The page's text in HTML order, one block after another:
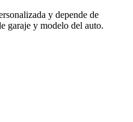
y depende de
garaje y modelo del auto.